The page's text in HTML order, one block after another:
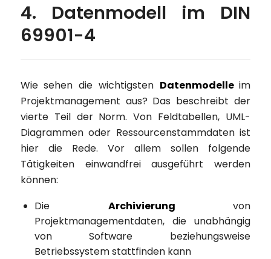
4. Datenmodell im DIN
69901-4
Wie sehen die wichtigsten Datenmodelleim
Projektmanagement aus? Das beschreibt der
vierte Teil der Norm. Von Feldtabellen, UML-
Diagrammen oder Ressourcenstammdaten ist
hier die Rede. Vor allem sollen folgende
Tätigkeiten einwandfrei ausgeführt werden
können:
Die Archivierungvon
Projektmanagementdaten, die unabhängig
von Software beziehungsweise
Betriebssystem stattfinden kann